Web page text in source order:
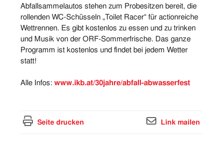
Abfallsammelautos stehen zum Probesitzen bereit, die
rollenden WC-Schüsseln „Toilet Racer“ für actionreiche
Wettrennen. Es gibt kostenlos zu essen und zu trinken
und Musik von der ORF-Sommerfrische. Das ganze
Programm ist kostenlos und findet bei jedem Wetter
statt!
Alle Infos: www.ikb.at/30jahre/abfall-abwasserfest
Seite drucken Link mailen